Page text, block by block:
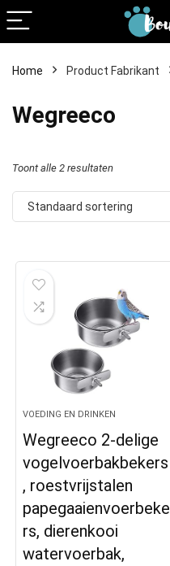
Home Product Fabrikant
Wegreeco
Toont alle 2 resultaten
Standaard sortering
VOEDING EN DRINKEN
Wegreeco 2-delige
vogelvoerbakbekers
, roestvrijstalen
papegaaienvoerbeke
rs, dierenkooi
watervoerbak,